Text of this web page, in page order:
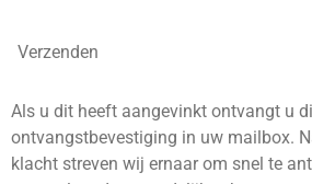
Verzenden
Als u dit heeft aangevinkt ontvangt u
ontvangstbevestiging in uw mailbox.
klacht streven wij ernaar om snel te